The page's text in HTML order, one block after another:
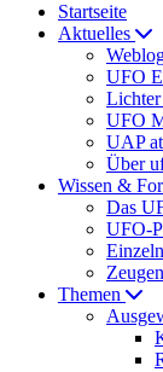
Startseite
Aktuelles
UFO
Lichter
UFO
UAP
Über
Wissen &
Das
UFO-
Themen